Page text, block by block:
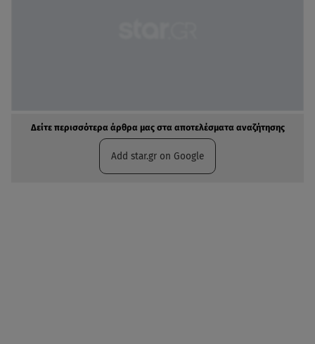
Δείτε περισσότερα άρθρα μας στα αποτελέσματα αναζήτησης
Add star.gr on Google